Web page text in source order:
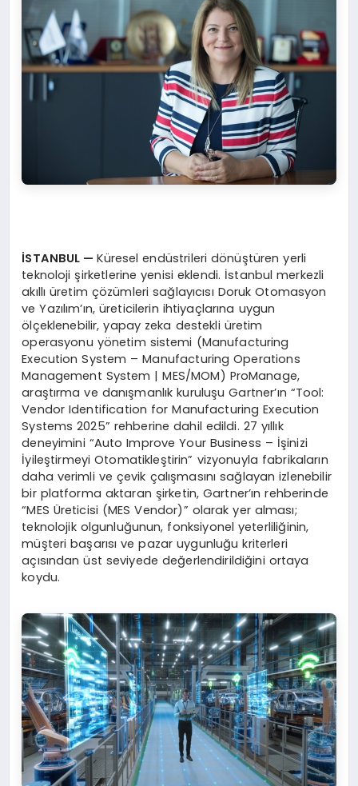
İSTANBUL —Küresel endüstrileri dönüştüren yerli
teknoloji şirketlerine yenisi eklendi. İstanbul merkezli
akıllı üretim çözümleri sağlayıcısı Doruk Otomasyon
ve Yazılım’ın, üreticilerin ihtiyaçlarına uygun
ölçeklenebilir, yapay zeka destekli üretim
operasyonu yönetim sistemi (Manufacturing
Execution System – Manufacturing Operations
Management System | MES/MOM) ProManage,
araştırma ve danışmanlık kuruluşu Gartner’ın “Tool:
Vendor Identification for Manufacturing Execution
Systems 2025” rehberine dahil edildi. 27 yıllık
deneyimini “Auto Improve Your Business – İşinizi
İyileştirmeyi Otomatikleştirin” vizyonuyla fabrikaların
daha verimli ve çevik çalışmasını sağlayan izlenebilir
bir platforma aktaran şirketin, Gartner’ın rehberinde
“MES Üreticisi (MES Vendor)” olarak yer alması;
teknolojik olgunluğunun, fonksiyonel yeterliliğinin,
müşteri başarısı ve pazar uygunluğu kriterleri
açısından üst seviyede değerlendirildiğini ortaya
koydu.